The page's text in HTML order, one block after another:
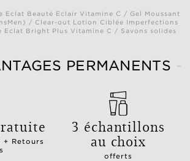
Eclat Beauté Eclair Vitamine C / Gel Moussant
/ Clear-out Lotion Ciblée Imperfections
Eclat Bright Plus Vitamine C / Savons solides
PERMANENTS
Retours
3 échantillons
au choix
offerts